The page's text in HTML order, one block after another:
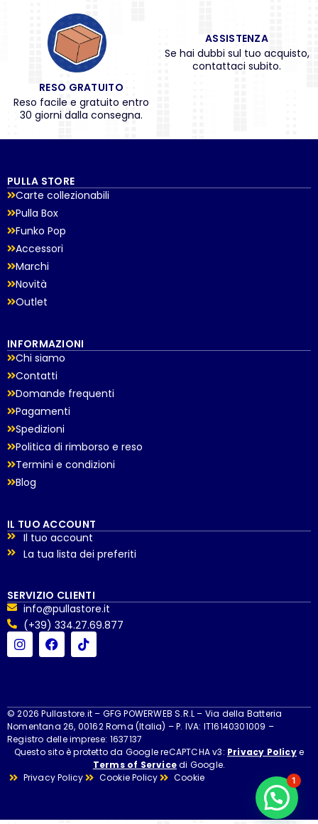
RESO GRATUITO
Reso facile e gratuito entro
30 giorni dalla consegna.
ASSISTENZA
Se hai dubbi sul tuo acquisto,
contattaci subito.
PULLA STORE
Carte collezionabili
Pulla Box
Funko Pop
Accessori
Marchi
Novità
Outlet
INFORMAZIONI
Chi siamo
Contatti
Domande frequenti
Pagamenti
Spedizioni
Politica di rimborso e reso
Termini e condizioni
Blog
IL TUO ACCOUNT
Il tuo account
La tua lista dei preferiti
SERVIZIO CLIENTI
info@pullastore.it
(+39) 334.27.69.877
© 2026 Pullastore.it – GFG POWERWEB S.R.L – Via della Batteria
Nomentana 26, 00162 Roma (Italia) – P. IVA: IT16140301009 –
Registro delle imprese: 1637137
Questo sito è protetto da Google reCAPTCHA v3: Privacy Policye
Terms of Servicedi Google.
Privacy Policy
Cookie Policy Cookie 1